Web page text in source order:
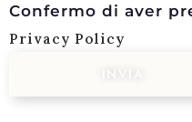
Confermo di aver
Privacy Policy